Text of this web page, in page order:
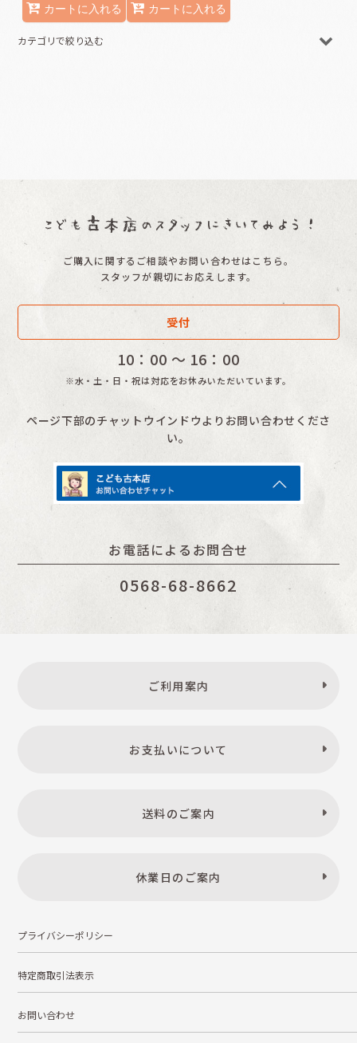
カートに入れる カートに入れる
カテゴリで絞り込む
ご購入に関するご相談やお問い合わせはこちら。
スタッフが親切にお応えします。
受付
10：00 〜 16：00
※水・土・日・祝は対応をお休みいただいています。
ページ下部のチャットウインドウよりお問い合わせくださ
い。
お電話によるお問合せ
0568-68-8662
ご利用案内
お支払いについて
送料のご案内
休業日のご案内
プライバシーポリシー
特定商取引法表示
お問い合わせ